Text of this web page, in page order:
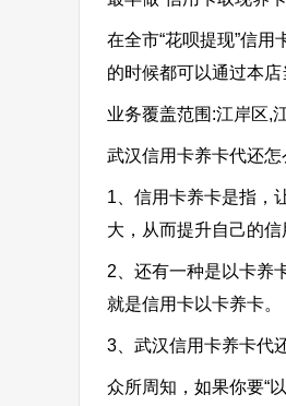
在全市“花呗提现”信
的时候都可以通过本店
业务覆盖范围:江岸区,
武汉信用卡养卡代还怎
1、信用卡养卡是指，
大，从而提升自己的信
2、还有一种是以卡养
就是信用卡以卡养卡。
3、武汉信用卡养卡代
众所周知，如果你要“